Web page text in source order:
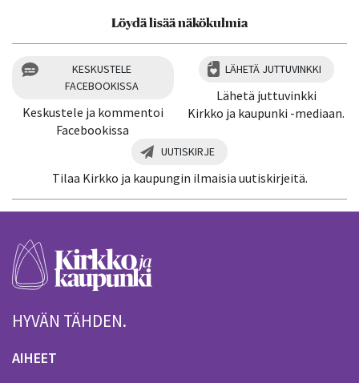
Löydä lisää näkökulmia
KESKUSTELE
FACEBOOKISSA
Keskustele ja kommentoi
Facebookissa
LÄHETÄ JUTTUVINKKI
Lähetä juttuvinkki
Kirkko ja kaupunki -mediaan.
UUTISKIRJE
Tilaa Kirkko ja kaupungin ilmaisia uutiskirjeitä.
HYVÄN TÄHDEN.
AIHEET